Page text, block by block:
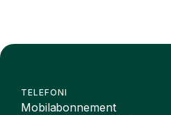
TELEFONI
Mobilabonnement